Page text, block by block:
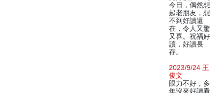
今日，偶然想
起老朋友，想
不到好讀還
在，令人又驚
又喜。祝福好
讀，好讀長
存。
2023/9/24 王
俊文
眼力不好，多
年沒來好讀看